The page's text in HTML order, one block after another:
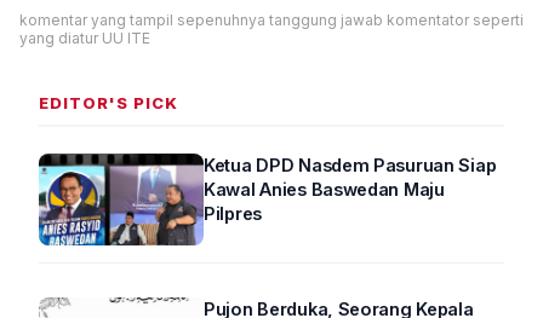
komentar yang tampil sepenuhnya tanggung jawab komentator seperti
yang diatur UU ITE
EDITOR'S PICK
Ketua DPD Nasdem Pasuruan Siap
Kawal Anies Baswedan Maju
Pilpres
Pujon Berduka, Seorang Kepala